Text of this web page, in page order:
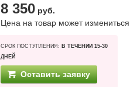
8 350 руб.
Цена на товар может измениться
СРОК ПОСТУПЛЕНИЯ: В ТЕЧЕНИИ 15-30
ДНЕЙ
Оставить заявку